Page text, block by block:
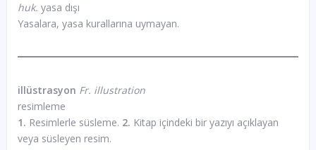
huk. yasa dışı
Yasalara, yasa kurallarına uymayan.
illüstrasyon Fr. illustration
resimleme
1. Resimlerle süsleme. 2. Kitap içindeki bir yazıyı açıklayan
veya süsleyen resim.